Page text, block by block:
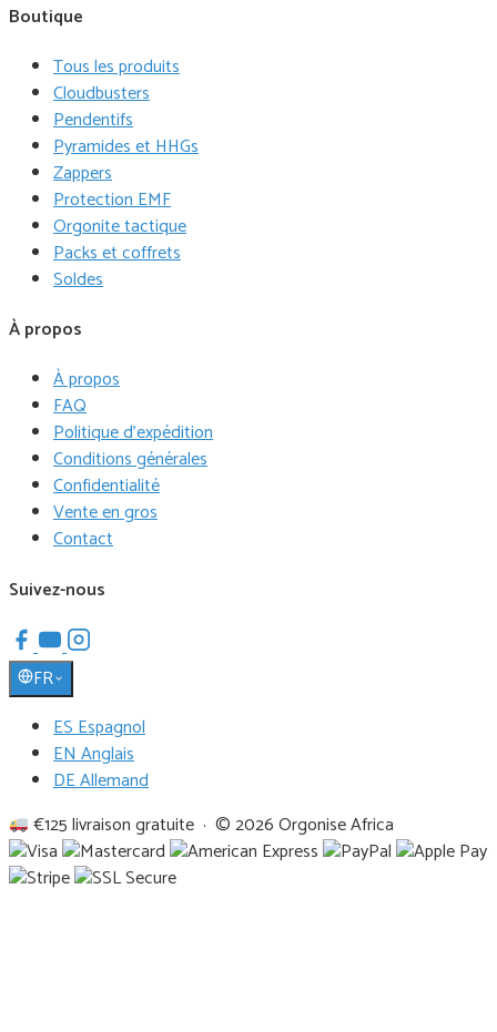
Boutique
Tous les produits
Cloudbusters
Pendentifs
Pyramides et HHGs
Zappers
Protection EMF
Orgonite tactique
Packs et coffrets
Soldes
À propos
À propos
FAQ
Politique d'expédition
Conditions générales
Confidentialité
Vente en gros
Contact
Suivez-nous
FR
ES Espagnol
EN Anglais
DE Allemand
€125 livraison gratuite · © 2026 Orgonise Africa